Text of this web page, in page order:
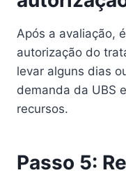
Após a avaliação,
autorização do
levar alguns dias
demanda da UBS
recursos.
Passo 5: